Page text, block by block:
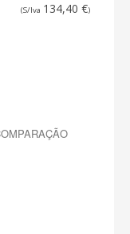
(S/Iva 134,40 €)